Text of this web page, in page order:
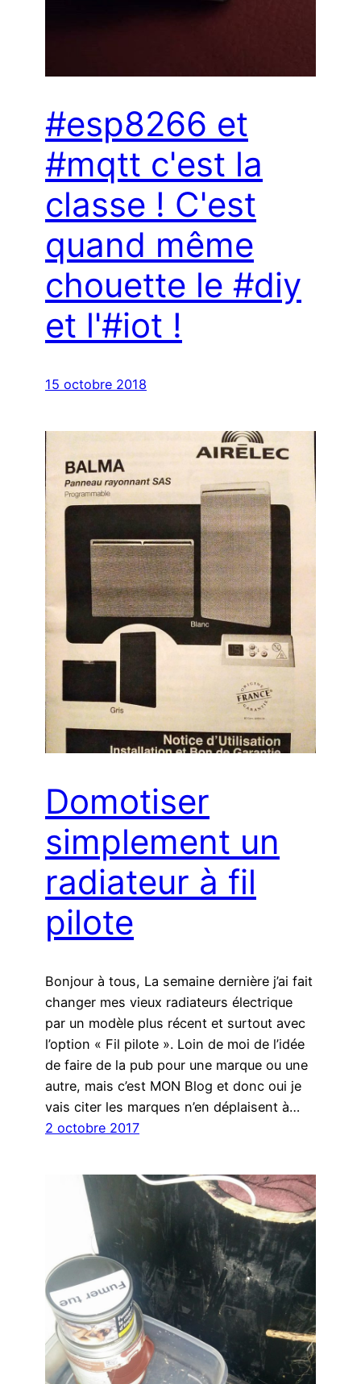
#esp8266 et
#mqtt c'est la
classe ! C'est
quand même
chouette le #diy
et l'#iot !
15 octobre 2018
Domotiser
simplement un
radiateur à fil
pilote
Bonjour à tous, La semaine dernière j’ai fait
changer mes vieux radiateurs électrique
par un modèle plus récent et surtout avec
l’option « Fil pilote ». Loin de moi de l’idée
de faire de la pub pour une marque ou une
autre, mais c’est MON Blog et donc oui je
vais citer les marques n’en déplaisent à…
2 octobre 2017